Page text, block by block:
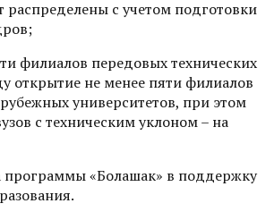
распределены с учетом подготовки
филиалов передовых технических
открытие не менее пяти филиалов
университетов, при этом
с техническим уклоном – на
программы «Болашак» в поддержку